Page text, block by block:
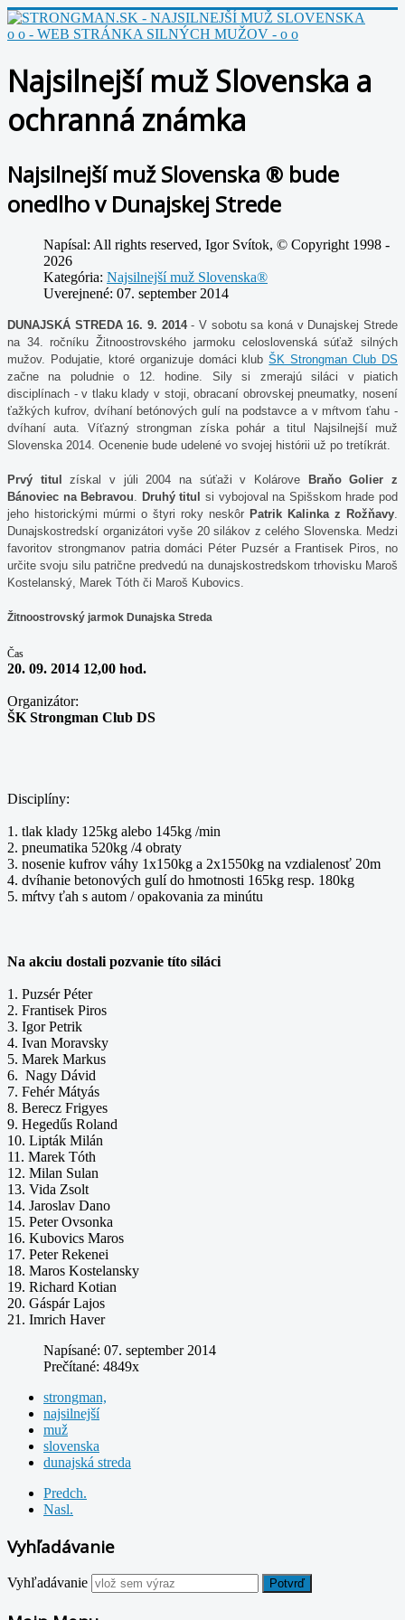
o o - WEB STRÁNKA SILNÝCH MUŽOV - o o
Najsilnejší muž Slovenska a
ochranná známka
Najsilnejší muž Slovenska ® bude
onedlho v Dunajskej Strede
Napísal: All rights reserved, Igor Svítok, © Copyright 1998 -
2026
Kategória: Najsilnejší muž Slovenska®
Uverejnené: 07. september 2014
DUNAJSKÁ STREDA 16. 9. 2014- V sobotu sa koná v Dunajskej Strede
na 34. ročníku Žitnoostrovského jarmoku celoslovenská súťaž silných
mužov. Podujatie, ktoré organizuje domáci klubŠK Strongman Club DS
začne na poludnie o 12. hodine. Sily si zmerajú siláci v piatich
disciplínach - v tlaku klady v stoji, obracaní obrovskej pneumatky, nosení
ťažkých kufrov, dvíhaní betónových gulí na podstavce a v mŕtvom ťahu -
dvíhaní auta. Víťazný strongman získa pohár a titul Najsilnejší muž
Slovenska 2014. Ocenenie bude udelené vo svojej histórii už po tretíkrát.
Prvý titul získal v júli 2004 na súťaži v Kolárove
Braňo Golier z
Bánoviec na Bebravou
Druhý titul
si vybojoval na Spišskom hrade pod
jeho historickými múrmi o štyri roky neskôr Patrik Kalinka z Rožňavy
Dunajskostredskí organizátori vyše 20 silákov z celého Slovenska. Medzi
favoritov strongmanov patria domáci Péter Puzsér a Frantisek Piros, no
určite svoju silu patrične predvedú na dunajskostredskom trhovisku Maroš
Kostelanský, Marek Tóth či Maroš Kubovics.
Žitnoostrovský jarmok Dunajska Streda
Čas
20. 09. 2014 12,00 hod.
Organizátor:
ŠK Strongman Club DS
Disciplíny:
1. tlak klady 125kg alebo 145kg /min
2. pneumatika 520kg /4 obraty
3. nosenie kufrov váhy 1x150kg a 2x1550kg na vzdialenosť 20m
4. dvíhanie betonových gulí do hmotnosti 165kg resp. 180kg
5. mŕtvy ťah s autom / opakovania za minútu
Na akciu dostali pozvanie títo siláci
1. Puzsér Péter
2. Frantisek Piros
3. Igor Petrik
4. Ivan Moravsky
5. Marek Markus
6. Nagy Dávid
7. Fehér Mátyás
8. Berecz Frigyes
9. Hegedűs Roland
10. Lipták Milán
11. Marek Tóth
12. Milan Sulan
13. Vida Zsolt
14. Jaroslav Dano
15. Peter Ovsonka
16. Kubovics Maros
17. Peter Rekenei
18. Maros Kostelansky
19. Richard Kotian
20. Gáspár Lajos
21. Imrich Haver
Napísané: 07. september 2014
Prečítané: 4849x
strongman,
najsilnejší
muž
slovenska
dunajská streda
Predch.
Nasl.
Vyhľadávanie
Vyhľadávanie Potvrď